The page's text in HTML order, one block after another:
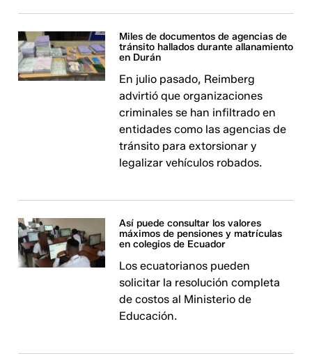
Miles de documentos de agencias de
tránsito hallados durante allanamiento
en Durán
En julio pasado, Reimberg
advirtió que organizaciones
criminales se han infiltrado en
entidades como las agencias de
tránsito para extorsionar y
legalizar vehículos robados.
Así puede consultar los valores
máximos de pensiones y matrículas
en colegios de Ecuador
Los ecuatorianos pueden
solicitar la resolución completa
de costos al Ministerio de
Educación.